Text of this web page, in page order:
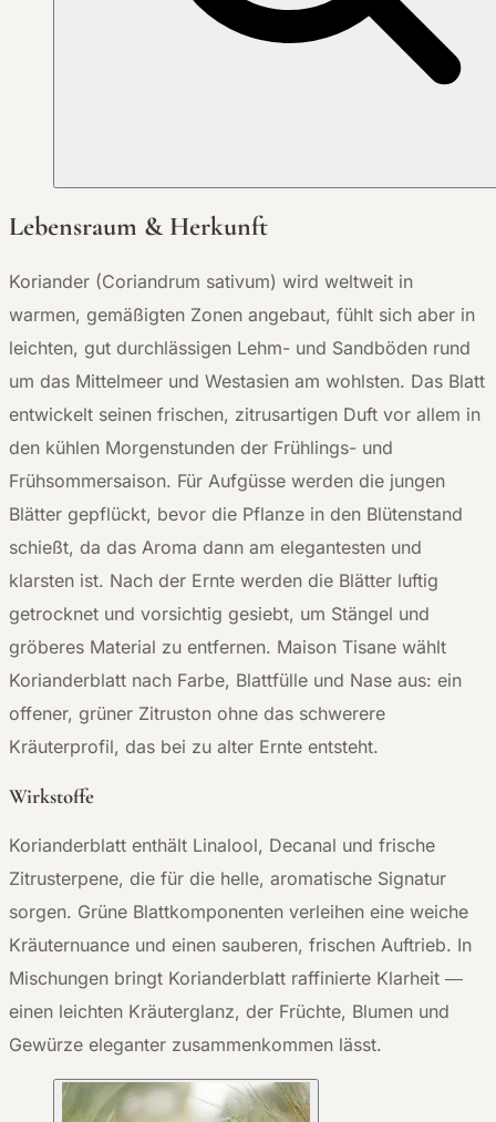
Lebensraum & Herkunft
Koriander (Coriandrum sativum) wird weltweit in
warmen, gemäßigten Zonen angebaut, fühlt sich aber in
leichten, gut durchlässigen Lehm- und Sandböden rund
um das Mittelmeer und Westasien am wohlsten. Das Blatt
entwickelt seinen frischen, zitrusartigen Duft vor allem in
den kühlen Morgenstunden der Frühlings- und
Frühsommersaison. Für Aufgüsse werden die jungen
Blätter gepflückt, bevor die Pflanze in den Blütenstand
schießt, da das Aroma dann am elegantesten und
klarsten ist. Nach der Ernte werden die Blätter luftig
getrocknet und vorsichtig gesiebt, um Stängel und
gröberes Material zu entfernen. Maison Tisane wählt
Korianderblatt nach Farbe, Blattfülle und Nase aus: ein
offener, grüner Zitruston ohne das schwerere
Kräuterprofil, das bei zu alter Ernte entsteht.
Wirkstoffe
Korianderblatt enthält Linalool, Decanal und frische
Zitrusterpene, die für die helle, aromatische Signatur
sorgen. Grüne Blattkomponenten verleihen eine weiche
Kräuternuance und einen sauberen, frischen Auftrieb. In
Mischungen bringt Korianderblatt raffinierte Klarheit —
einen leichten Kräuterglanz, der Früchte, Blumen und
Gewürze eleganter zusammenkommen lässt.